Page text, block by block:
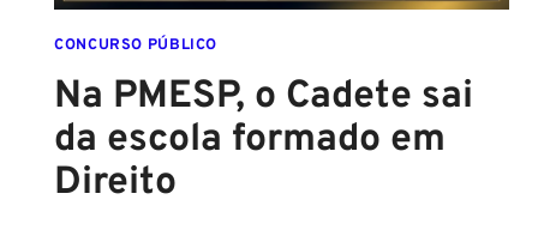
POLICIAL:
CONCURSO PÚBLICO
Na PMESP, o Cadete sai
da escola formado em
Direito